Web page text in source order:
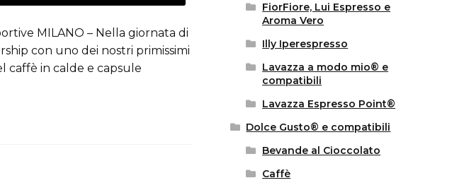
MILANO – Nella giornata di
con uno dei nostri primissimi
caffè in calde e capsule
FiorFiore, Lui Espresso e
Aroma Vero
Illy Iperespresso
Lavazza a modo mio® e
compatibili
Lavazza Espresso Point®
Dolce Gusto® e compatibili
Bevande al Cioccolato
Caffè